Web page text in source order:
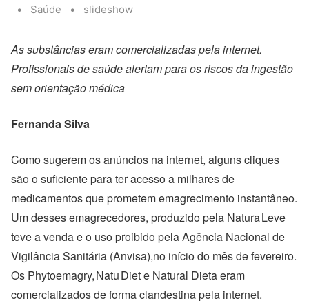
Categories:
Saúde Tags:
slideshow
As substâncias eram comercializadas pela internet.
Profissionais de saúde alertam para os riscos da ingestão
sem orientação médica
Fernanda Silva
Como sugerem os anúncios na internet, alguns cliques
são o suficiente para ter acesso a milhares de
medicamentos que prometem emagrecimento instantâneo.
Um desses emagrecedores, produzido pela Natura Leve
teve a venda e o uso proibido pela Agência Nacional de
Vigilância Sanitária (Anvisa),no início do mês de fevereiro.
Os Phytoemagry, Natu Diet e Natural Dieta eram
comercializados de forma clandestina pela internet.